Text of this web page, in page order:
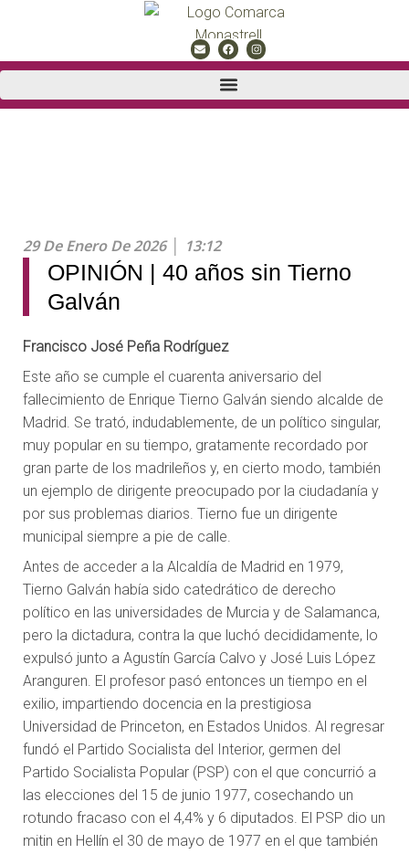
29 De Enero De 2026 13:12
OPINIÓN | 40 años sin Tierno
Galván
Francisco José Peña Rodríguez
Este año se cumple el cuarenta aniversario del
fallecimiento de Enrique Tierno Galván siendo alcalde de
Madrid. Se trató, indudablemente, de un político singular,
muy popular en su tiempo, gratamente recordado por
gran parte de los madrileños y, en cierto modo, también
un ejemplo de dirigente preocupado por la ciudadanía y
por sus problemas diarios. Tierno fue un dirigente
municipal siempre a pie de calle.
Antes de acceder a la Alcaldía de Madrid en 1979,
Tierno Galván había sido catedrático de derecho
político en las universidades de Murcia y de Salamanca,
pero la dictadura, contra la que luchó decididamente, lo
expulsó junto a Agustín García Calvo y José Luis López
Aranguren. El profesor pasó entonces un tiempo en el
exilio, impartiendo docencia en la prestigiosa
Universidad de Princeton, en Estados Unidos. Al regresar
fundó el Partido Socialista del Interior, germen del
Partido Socialista Popular (PSP) con el que concurrió a
las elecciones del 15 de junio 1977, cosechando un
rotundo fracaso con el 4,4% y 6 diputados. El PSP dio un
mitin en Hellín el 30 de mayo de 1977 en el que también